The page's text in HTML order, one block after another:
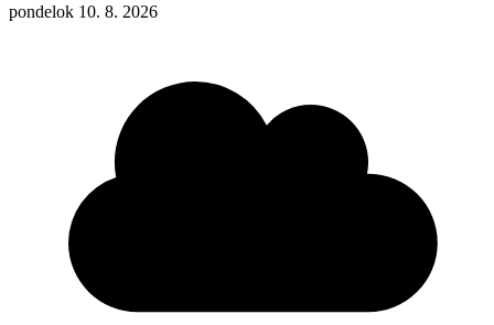
pondelok 10. 8. 2026